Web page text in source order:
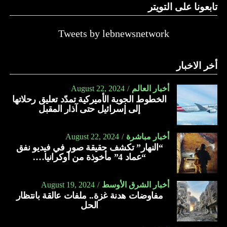
تابعونا على التويتر
Tweets by lebnewsnetwork
أخر الاخبار
أخبار العالم August 22, 2024
الخطوط الجوية الأميركية تمدّد تعليق رحلاتها
إلى إسرائيل حتى آذار المقبل
أخبار مباشرة August 22, 2024
“النهار” تكشف حقيقة صور في فيديو نفق
“عماد 4” مأخوذة من أوكرانيا….
أخبار الشرق الأوسط August 19, 2024
مفاوضات هدنة غزة.. ملفات عالقة بانتظار
الحل